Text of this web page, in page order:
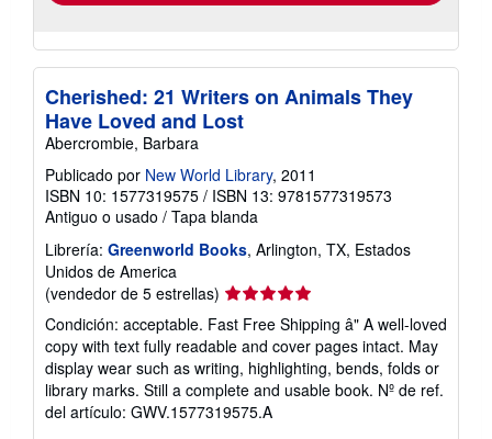
Cherished: 21 Writers on Animals They
Have Loved and Lost
Abercrombie, Barbara
Publicado por New World Library, 2011
ISBN 10: 1577319575 / ISBN 13: 9781577319573
Antiguo o usado / Tapa blanda
Librería: Greenworld Books, Arlington, TX, Estados
Unidos de America
(vendedor de 5 estrellas) Calificación
del
vendedor:
5
de
5
estrellas
Condición: acceptable. Fast Free Shipping â" A well-loved
copy with text fully readable and cover pages intact. May
display wear such as writing, highlighting, bends, folds or
library marks. Still a complete and usable book. Nº de ref.
del artículo: GWV.1577319575.A